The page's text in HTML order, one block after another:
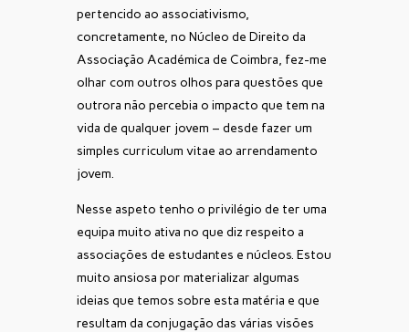
pertencido ao associativismo,
concretamente, no Núcleo de Direito da
Associação Académica de Coimbra, fez-me
olhar com outros olhos para questões que
outrora não percebia o impacto que tem na
vida de qualquer jovem – desde fazer um
simples curriculum vitae ao arrendamento
jovem.
Nesse aspeto tenho o privilégio de ter uma
equipa muito ativa no que diz respeito a
associações de estudantes e núcleos. Estou
muito ansiosa por materializar algumas
ideias que temos sobre esta matéria e que
resultam da conjugação das várias visões